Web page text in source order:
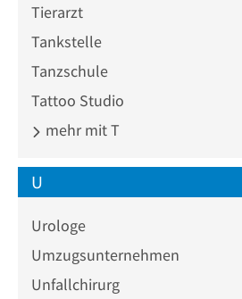
Tierarzt
Tankstelle
Tanzschule
Tattoo Studio
mehr mit T
U
Urologe
Umzugsunternehmen
Unfallchirurg